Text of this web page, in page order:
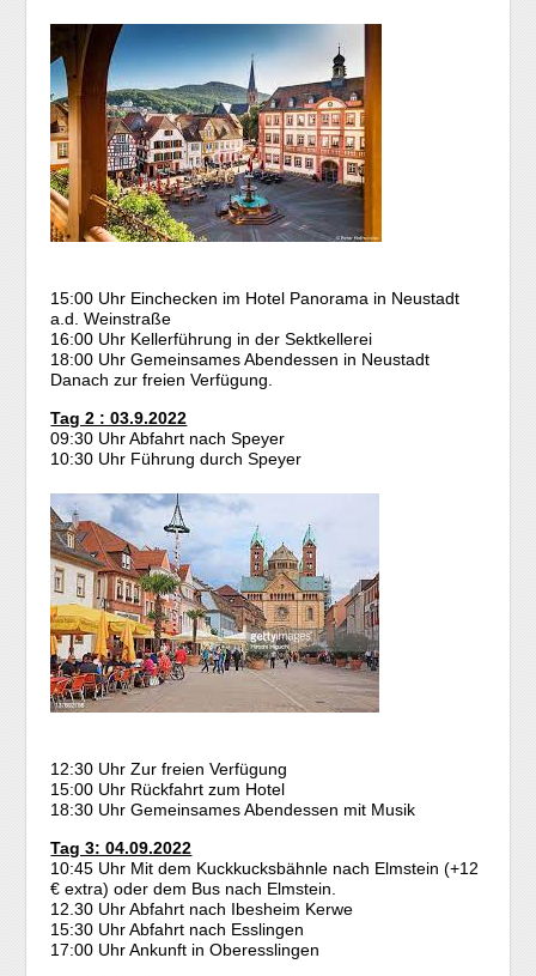
15:00 Uhr Einchecken im Hotel Panorama in Neustadt
a.d. Weinstraße
16:00 Uhr Kellerführung in der Sektkellerei
18:00 Uhr Gemeinsames Abendessen in Neustadt
Danach zur freien Verfügung.
Tag 2 : 03.9.2022
09:30 Uhr Abfahrt nach Speyer
10:30 Uhr Führung durch Speyer
12:30 Uhr Zur freien Verfügung
15:00 Uhr Rückfahrt zum Hotel
18:30 Uhr Gemeinsames Abendessen mit Musik
Tag 3: 04.09.2022
10:45 Uhr Mit dem Kuckkucksbähnle nach Elmstein (+12
€ extra) oder dem Bus nach Elmstein.
12.30 Uhr Abfahrt nach Ibesheim Kerwe
15:30 Uhr Abfahrt nach Esslingen
17:00 Uhr Ankunft in Oberesslingen